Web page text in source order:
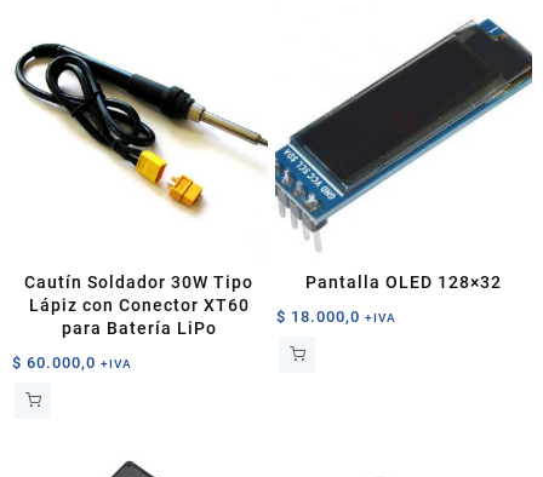
Cautín Soldador 30W Tipo
Lápiz con Conector XT60
para Batería LiPo
$ 60.000,0 +IVA
Pantalla OLED 128×32
$ 18.000,0 +IVA